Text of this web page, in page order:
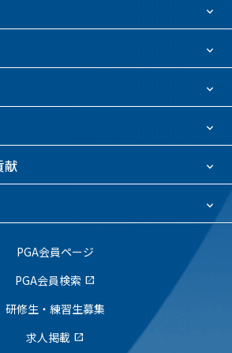
献
PGA会員ページ
PGA会員検索 open_in_new
研修生・練習生募集
求人掲載 open_in_new